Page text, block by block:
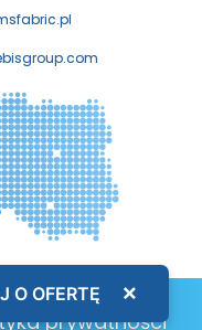
prywatności
O OFERTĘ ×